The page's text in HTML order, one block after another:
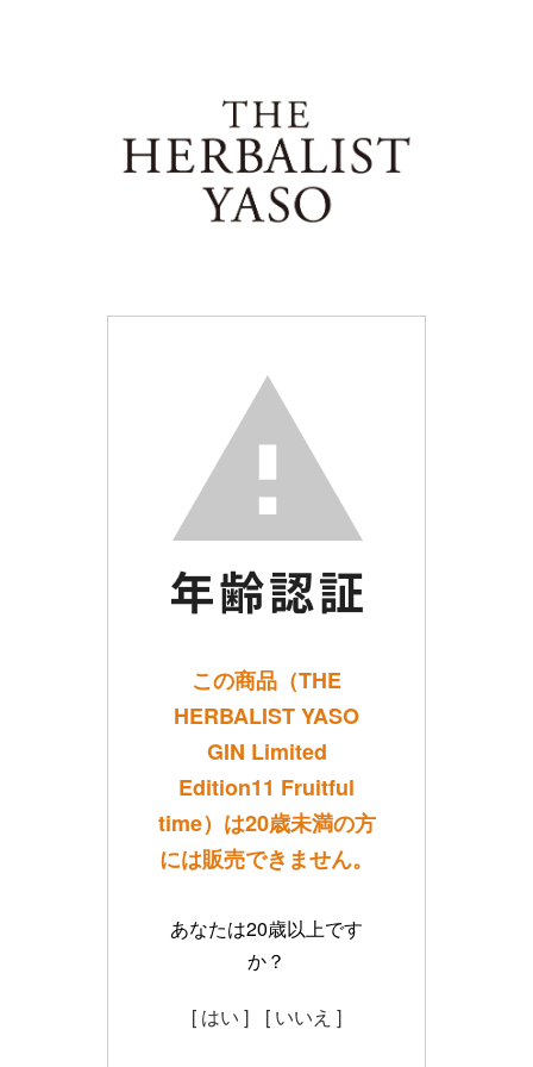
この商品（THE
HERBALIST YASO
GIN Limited
Edition11 Fruitful
time）は20歳未満の方
には販売できません。
あなたは20歳以上です
か？
[ はい ] [ いいえ ]